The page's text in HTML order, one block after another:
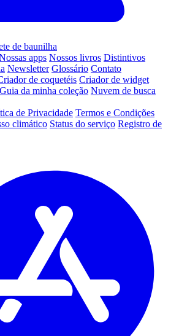
de baunilha
apps Nossos livros Distintivos
Newsletter Glossário Contato
de coquetéis Criador de widget
Guia da minha coleção Nuvem de busca
de Privacidade Termos e Condições
climático Status do serviço Registro de